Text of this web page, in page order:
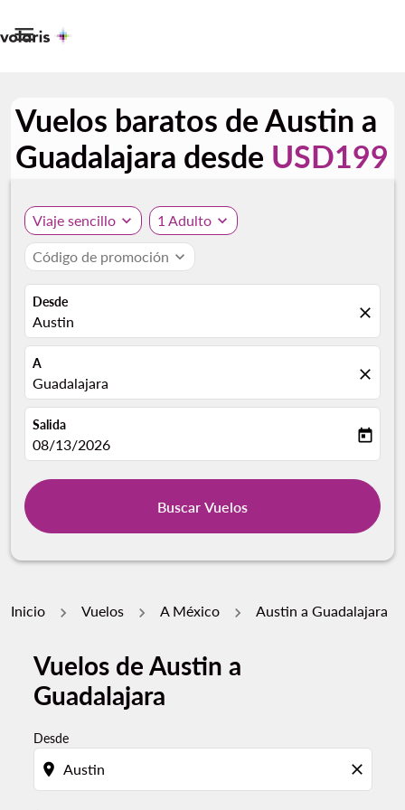

Vuelos baratos de Austin a
Guadalajara desde USD199
Viaje sencillo expand_more 1 Adulto expand_more
Código de promoción expand_more
Desde
Austin close
A
Guadalajara close
Salida
fc-booking-departure-date-aria-label
08/13/2026 today
Buscar Vuelos
Inicio Vuelos A México Austin a Guadalajara
Vuelos de Austin a
Guadalajara
Desde
location_on close